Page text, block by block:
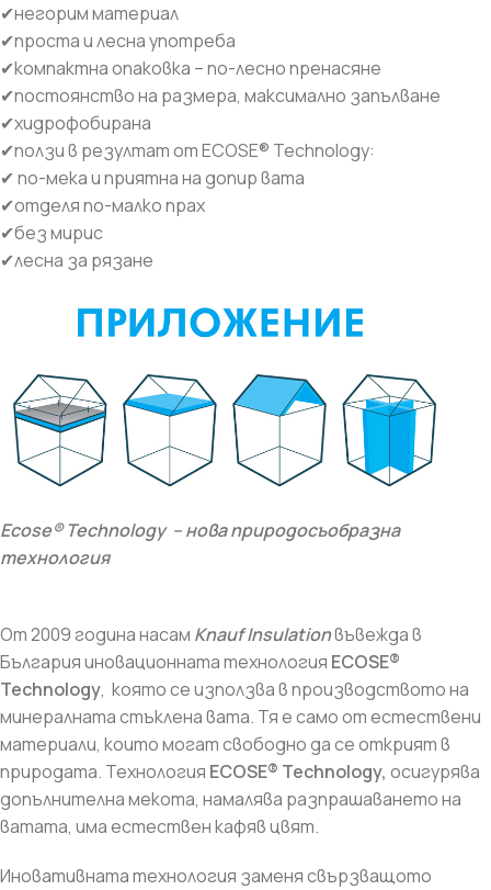
✔негорим материал
✔проста и лесна употреба
✔компактна опаковка – по-лесно пренасяне
✔постоянство на размера, максимално запълване
✔хидрофобирана
✔ползи в резултат от ECOSE® Technology:
✔по-мека и приятна на допир вата
✔отделя по-малко прах
✔без мирис
✔лесна за рязане
Ecose® Technology –нова природосъобразна
технология
От 2009 година насам Knauf Insulationвъвежда в
България иновационната технология ECOSE®
Technology, която се използва в производството на
минералната стъклена вата. Тя е само от естествени
материали, които могат свободно да се открият в
природата. Технология ECOSE® Technology, осигурява
допълнителна мекота, намалява разпрашаването на
ватата, има естествен кафяв цвят.
Иновативната технология заменя свързващото